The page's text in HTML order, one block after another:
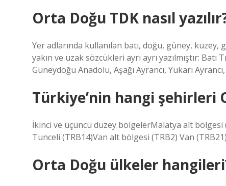
Orta Doğu TDK nasıl
Yer adlarında kullanılan batı, doğu, güney,
yakın ve uzak sözcükleri ayrı ayrı yazılmıştır:
Güneydoğu Anadolu, Aşağı Ayrancı, Yukarı
Türkiye’nin hangi şehirleri
İkinci ve üçüncü düzey bölgelerMalatya alt bölgesi
Tunceli (TRB14)Van alt bölgesi (TRB2) Van
Orta Doğu ülkeler